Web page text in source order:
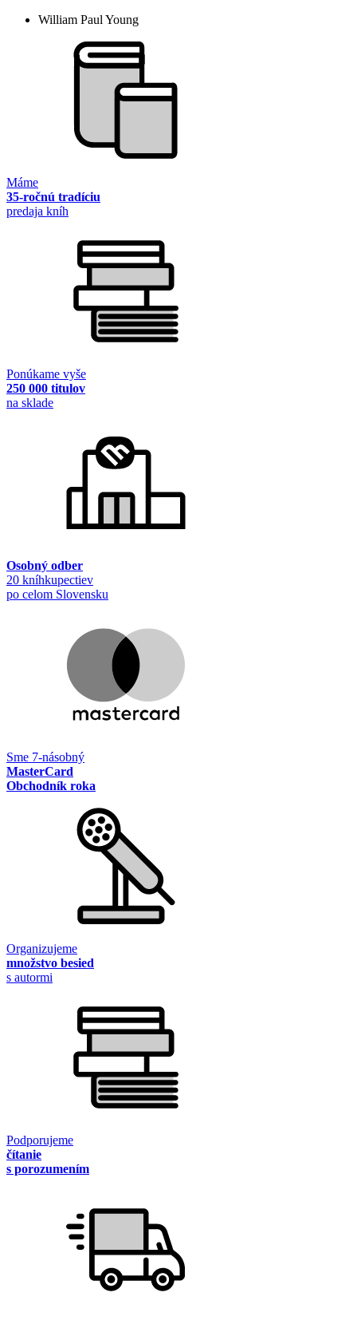
William Paul Young
Máme
35-ročnú tradíciu
predaja kníh
Ponúkame vyše
250 000 titulov
na sklade
Osobný odber
20 kníhkupectiev
po celom Slovensku
Sme 7-násobný
MasterCard
Obchodník roka
Organizujeme
množstvo besied
s autormi
Podporujeme
čítanie
s porozumením